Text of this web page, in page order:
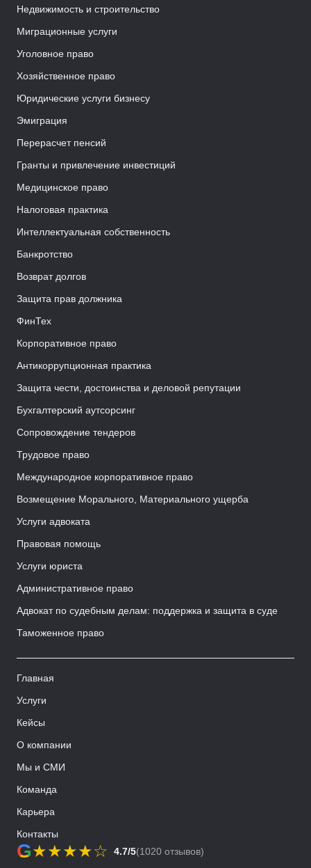
G★★★★☆ 4.7/5(1020 отзывов)
Недвижимость и строительство
Миграционные услуги
Уголовное право
Хозяйственное право
Юридические услуги бизнесу
Эмиграция
Перерасчет пенсий
Гранты и привлечение инвестиций
Медицинское право
Налоговая практика
Интеллектуальная собственность
Банкротство
Возврат долгов
Защита прав должника
ФинТех
Корпоративное право
Антикоррупционная практика
Защита чести, достоинства и деловой репутации
Бухгалтерский аутсорсинг
Сопровождение тендеров
Трудовое право
Международное корпоративное право
Возмещение Морального, Материального ущерба
Услуги адвоката
Правовая помощь
Услуги юриста
Административное право
Адвокат по судебным делам: поддержка и защита в суде
Таможенное право
Главная
Услуги
Кейсы
О компании
Мы и СМИ
Команда
Карьера
Контакты